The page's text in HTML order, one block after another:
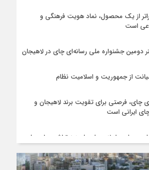
از یک محصول، نماد هویت فرهنگی و
است
دومین جشنواره ملی رسانه‌ای چای در لاهیجان
از جمهوریت و اسلامیت نظام
چای، فرصتی برای تقویت برند لاهیجان و
ایرانی است
حمایت از لاهیجان یا هزینه‌تراشی برای چای